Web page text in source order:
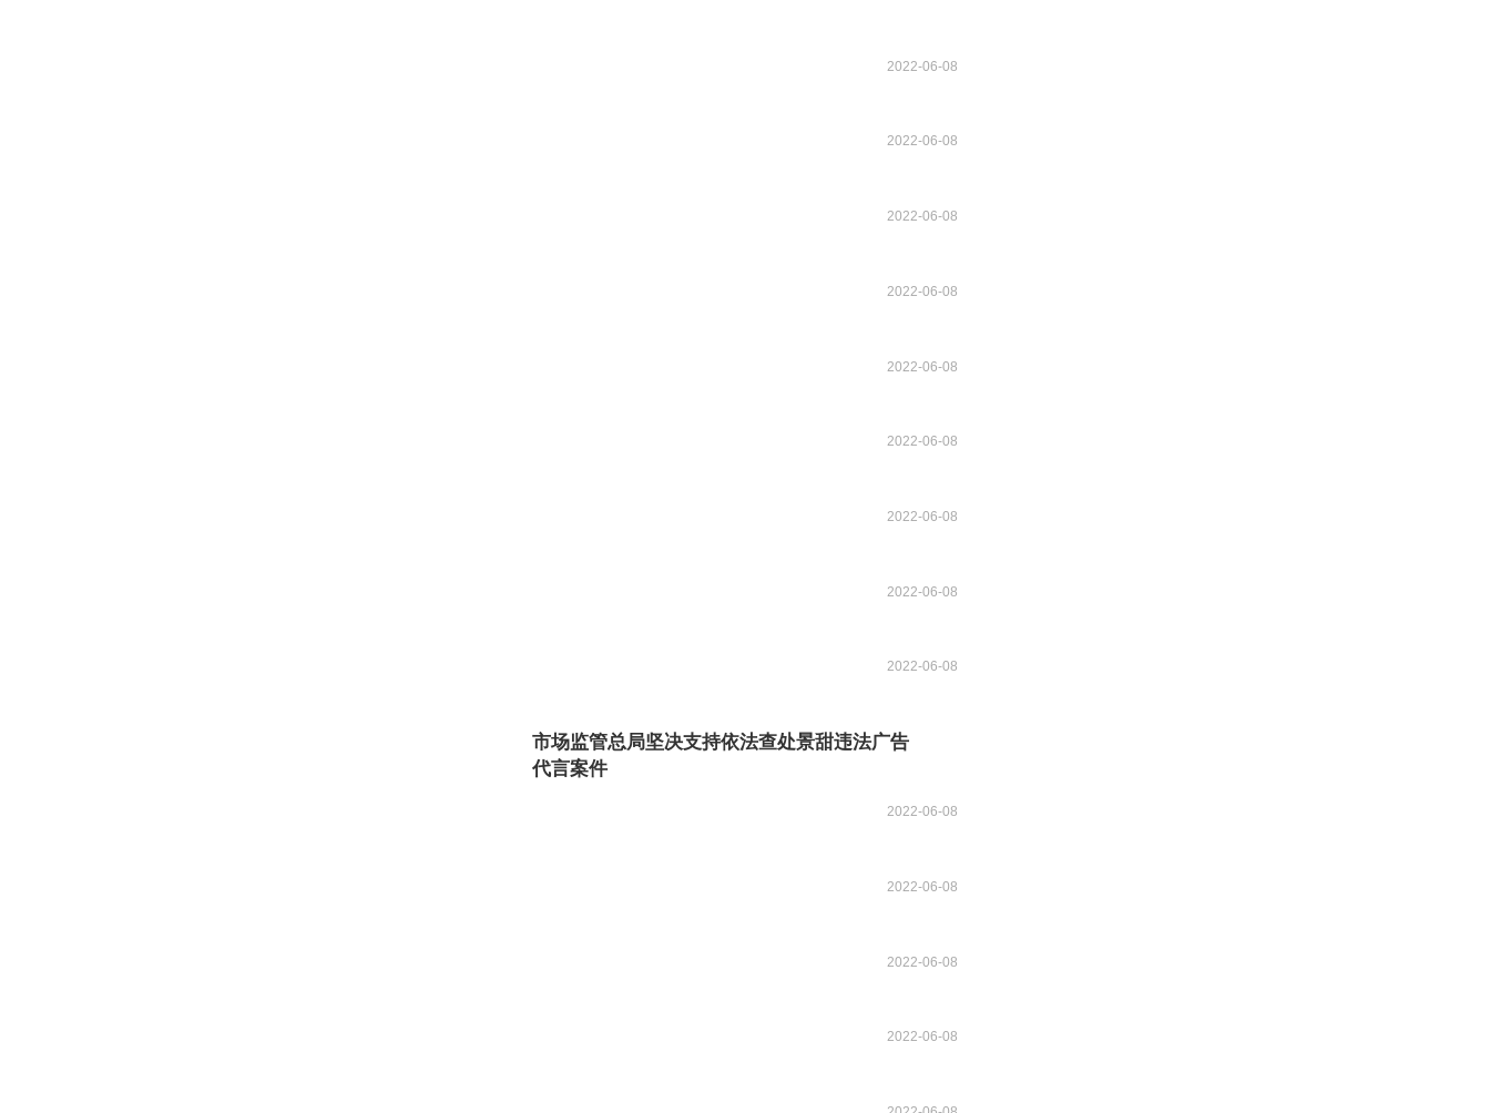
2022-06-08
2022-06-08
2022-06-08
2022-06-08
2022-06-08
2022-06-08
2022-06-08
2022-06-08
2022-06-08
市场监管总局坚决支持依法查处景甜违法广告
代言案件
2022-06-08
2022-06-08
2022-06-08
2022-06-08